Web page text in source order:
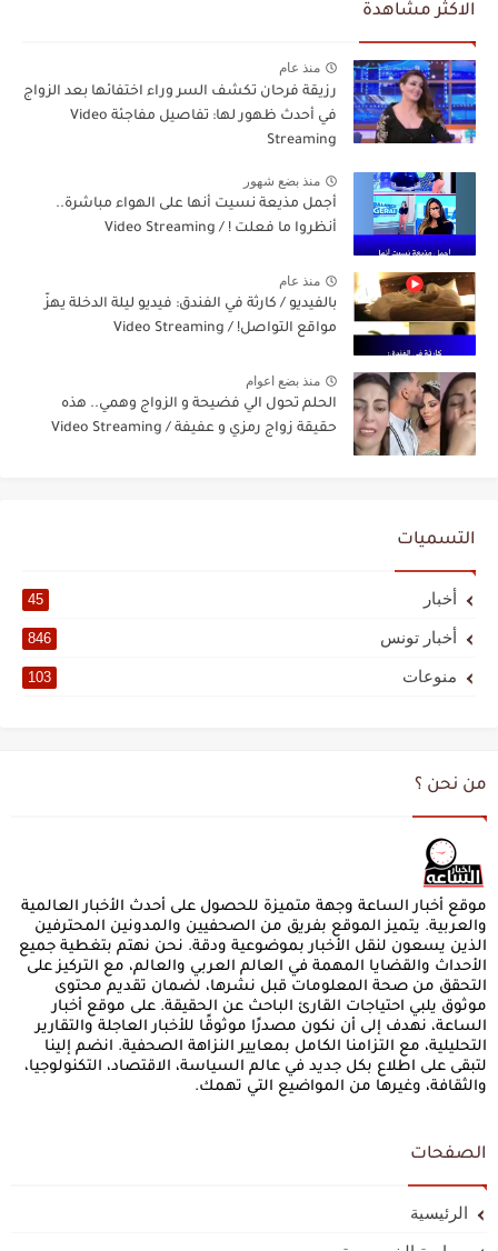
الاكثر مشاهدة
منذ عام
رزيقة فرحان تكشف السر وراء اختفائها بعد الزواج
في أحدث ظهور لها: تفاصيل مفاجئة Video
Streaming
منذ بضع شهور
أجمل مذيعة نسيت أنها على الهواء مباشرة..
أنظروا ما فعلت ! / Video Streaming
منذ عام
بالفيديو / كارثة في الفندق: فيديو ليلة الدخلة يهزّ
مواقع التواصل! / Video Streaming
منذ بضع اعوام
الحلم تحول الي فضيحة و الزواج وهمي.. هذه
حقيقة زواج رمزي و عفيفة / Video Streaming
التسميات
أخبار 45
أخبار تونس 846
منوعات 103
من نحن ؟
موقع أخبار الساعة وجهة متميزة للحصول على أحدث الأخبار العالمية
والعربية. يتميز الموقع بفريق من الصحفيين والمدونين المحترفين
الذين يسعون لنقل الأخبار بموضوعية ودقة. نحن نهتم بتغطية جميع
الأحداث والقضايا المهمة في العالم العربي والعالم، مع التركيز على
التحقق من صحة المعلومات قبل نشرها، لضمان تقديم محتوى
موثوق يلبي احتياجات القارئ الباحث عن الحقيقة. على موقع أخبار
الساعة، نهدف إلى أن نكون مصدرًا موثوقًا للأخبار العاجلة والتقارير
التحليلية، مع التزامنا الكامل بمعايير النزاهة الصحفية. انضم إلينا
لتبقى على اطلاع بكل جديد في عالم السياسة، الاقتصاد، التكنولوجيا،
والثقافة، وغيرها من المواضيع التي تهمك.
الصفحات
الرئيسية